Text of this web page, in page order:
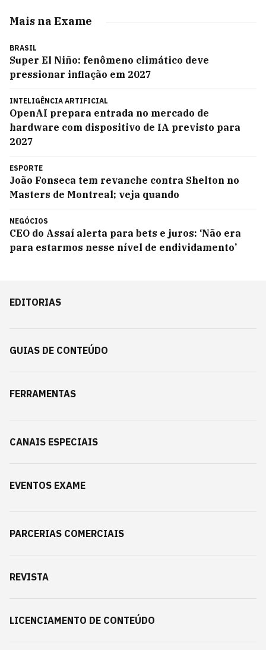
Mais na Exame
BRASIL
Super El Niño: fenômeno climático deve
pressionar inflação em 2027
INTELIGÊNCIA ARTIFICIAL
OpenAI prepara entrada no mercado de
hardware com dispositivo de IA previsto para
2027
ESPORTE
João Fonseca tem revanche contra Shelton no
Masters de Montreal; veja quando
NEGÓCIOS
CEO do Assaí alerta para bets e juros: ‘Não era
para estarmos nesse nível de endividamento’
EDITORIAS
GUIAS DE CONTEÚDO
FERRAMENTAS
CANAIS ESPECIAIS
EVENTOS EXAME
PARCERIAS COMERCIAIS
REVISTA
LICENCIAMENTO DE CONTEÚDO